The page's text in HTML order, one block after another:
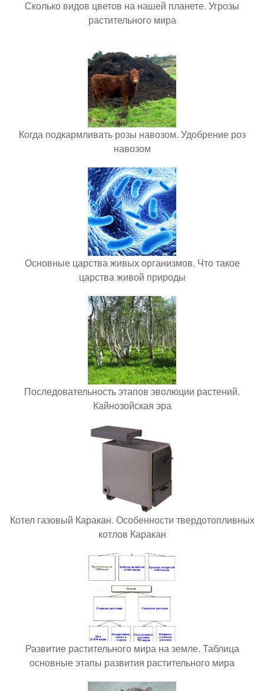
Сколько видов цветов на нашей планете. Угрозы
растительного мира
Когда подкармливать розы навозом. Удобрение роз
навозом
Основные царства живых организмов. Что такое
царства живой природы
Последовательность этапов эволюции растений.
Кайнозойская эра
Котел газовый Каракан. Особенности твердотопливных
котлов Каракан
Развитие растительного мира на земле. Таблица
основные этапы развития растительного мира